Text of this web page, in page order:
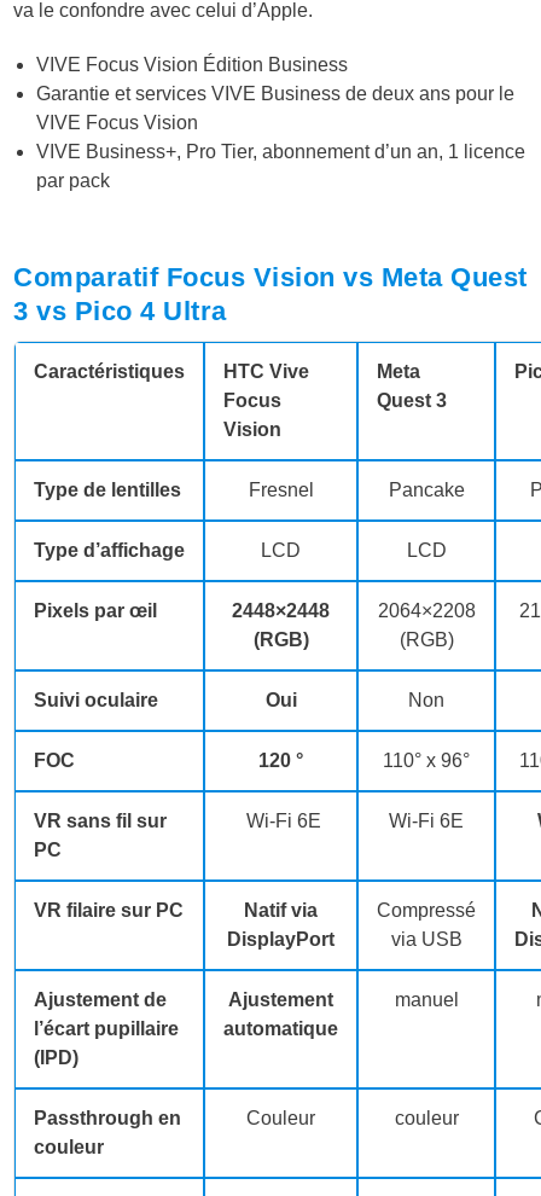
va le confondre avec celui d’Apple.
VIVE Focus Vision Édition Business
Garantie et services VIVE Business de deux ans pour le
VIVE Focus Vision
VIVE Business+, Pro Tier, abonnement d’un an, 1 licence
par pack
Comparatif Focus Vision vs Meta Quest
3 vs Pico 4 Ultra
Caractéristiques
HTC Vive
Focus
Vision
Meta
Quest 3
Type de lentilles Fresnel Pancake
Type d’affichage LCD LCD
Pixels par œil
2448×2448
(RGB)
2064×2208
(RGB)
Suivi oculaire Oui Non
FOC 120 ° 110° x 96°
VR sans fil sur
PC
Wi-Fi 6E Wi-Fi 6E
VR filaire sur PC
Natif via
DisplayPort
Compressé
via USB
Ajustement de
l’écart pupillaire
(IPD)
Ajustement
automatique
manuel
Passthrough en
couleur
Couleur couleur